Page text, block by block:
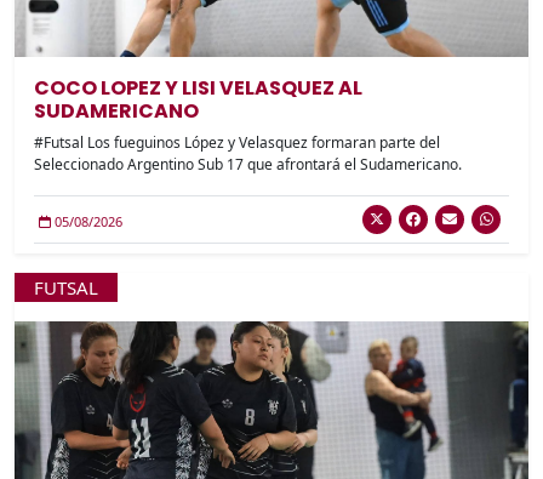
COCO LOPEZ Y LISI VELASQUEZ AL
SUDAMERICANO
#Futsal Los fueguinos López y Velasquez formaran parte del
Seleccionado Argentino Sub 17 que afrontará el Sudamericano.
05/08/2026
FUTSAL